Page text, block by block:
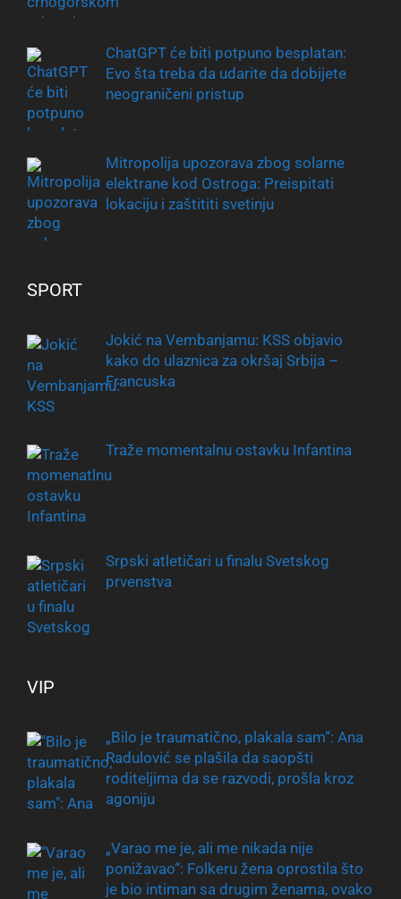
ChatGPT će biti potpuno besplatan:
Evo šta treba da udarite da dobijete
neograničeni pristup
Mitropolija upozorava zbog solarne
elektrane kod Ostroga: Preispitati
lokaciju i zaštititi svetinju
SPORT
Jokić na Vembanjamu: KSS objavio
kako do ulaznica za okršaj Srbija –
Francuska
Traže momentalnu ostavku Infantina
Srpski atletičari u finalu Svetskog
prvenstva
VIP
„Bilo je traumatično, plakala sam“: Ana
Radulović se plašila da saopšti
roditeljima da se razvodi, prošla kroz
agoniju
„Varao me je, ali me nikada nije
ponižavao“: Folkeru žena oprostila što
je bio intiman sa drugim ženama, ovako